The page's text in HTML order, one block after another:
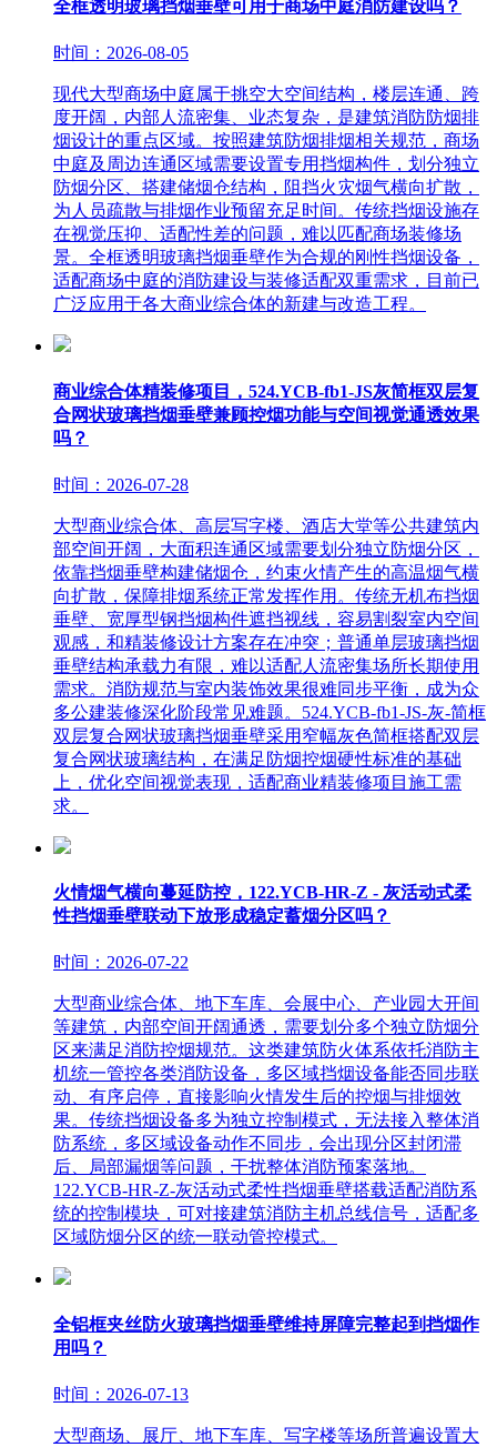
全框透明玻璃挡烟垂壁可用于商场中庭消防建设吗？
时间：2026-08-05
现代大型商场中庭属于挑空大空间结构，楼层连通、跨
度开阔，内部人流密集、业态复杂，是建筑消防防烟排
烟设计的重点区域。按照建筑防烟排烟相关规范，商场
中庭及周边连通区域需要设置专用挡烟构件，划分独立
防烟分区、搭建储烟仓结构，阻挡火灾烟气横向扩散，
为人员疏散与排烟作业预留充足时间。传统挡烟设施存
在视觉压抑、适配性差的问题，难以匹配商场装修场
景。全框透明玻璃挡烟垂壁作为合规的刚性挡烟设备，
适配商场中庭的消防建设与装修适配双重需求，目前已
广泛应用于各大商业综合体的新建与改造工程。
商业综合体精装修项目，524.YCB-fb1-JS灰简框双层复
合网状玻璃挡烟垂壁兼顾控烟功能与空间视觉通透效果
吗？
时间：2026-07-28
大型商业综合体、高层写字楼、酒店大堂等公共建筑内
部空间开阔，大面积连通区域需要划分独立防烟分区，
依靠挡烟垂壁构建储烟仓，约束火情产生的高温烟气横
向扩散，保障排烟系统正常发挥作用。传统无机布挡烟
垂壁、宽厚型钢挡烟构件遮挡视线，容易割裂室内空间
观感，和精装修设计方案存在冲突；普通单层玻璃挡烟
垂壁结构承载力有限，难以适配人流密集场所长期使用
需求。消防规范与室内装饰效果很难同步平衡，成为众
多公建装修深化阶段常见难题。524.YCB-fb1-JS-灰-简框
双层复合网状玻璃挡烟垂壁采用窄幅灰色简框搭配双层
复合网状玻璃结构，在满足防烟控烟硬性标准的基础
上，优化空间视觉表现，适配商业精装修项目施工需
求。
火情烟气横向蔓延防控，122.YCB-HR-Z - 灰活动式柔
性挡烟垂壁联动下放形成稳定蓄烟分区吗？
时间：2026-07-22
大型商业综合体、地下车库、会展中心、产业园大开间
等建筑，内部空间开阔通透，需要划分多个独立防烟分
区来满足消防控烟规范。这类建筑防火体系依托消防主
机统一管控各类消防设备，多区域挡烟设备能否同步联
动、有序启停，直接影响火情发生后的控烟与排烟效
果。传统挡烟设备多为独立控制模式，无法接入整体消
防系统，多区域设备动作不同步，会出现分区封闭滞
后、局部漏烟等问题，干扰整体消防预案落地。
122.YCB-HR-Z-灰活动式柔性挡烟垂壁搭载适配消防系
统的控制模块，可对接建筑消防主机总线信号，适配多
区域防烟分区的统一联动管控模式。
全铝框夹丝防火玻璃挡烟垂壁维持屏障完整起到挡烟作
用吗？
时间：2026-07-13
大型商场、展厅、地下车库、写字楼等场所普遍设置大